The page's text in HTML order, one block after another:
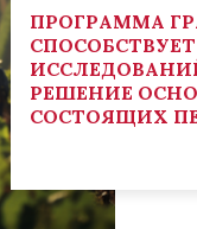
ПРОГРАММА
РЕШЕНИЕ
СОСТОЯЩИХ